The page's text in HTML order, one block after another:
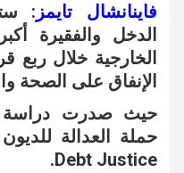
فاينانشال تايمز :
الدخل والفقيرة
الخارجية خلال ربع
الإنفاق على الصحة
حيث صدرت دراسة
Debt Justice.